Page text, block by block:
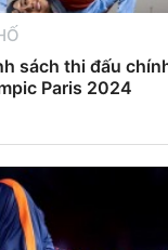
sách thi đấu
Paris 2024